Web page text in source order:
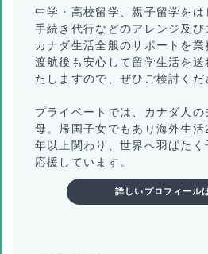
中学・高校留学、親子留学を
手続き代行などのアレンジ及び
カナダ生活全般のサポートを業
渡航後も安心して留学生活を
たしますので、ぜひご検討くだ
プライベートでは、カナダ人
母。帰国子女でもあり海外生
年以上関わり、世界へ羽ばた
応援しています。
詳しいプロフィール